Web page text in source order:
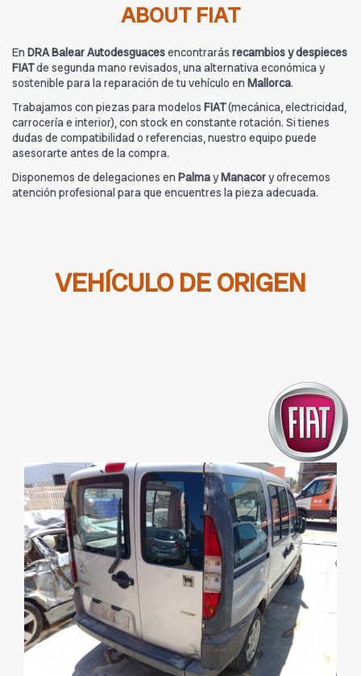
ABOUT FIAT
En DRA Balear Autodesguacesencontrarás recambios y despieces
FIATde segunda mano revisados, una alternativa económica y
sostenible para la reparación de tu vehículo en Mallorca.
Trabajamos con piezas para modelos FIAT(mecánica, electricidad,
carrocería e interior), con stock en constante rotación. Si tienes
dudas de compatibilidad o referencias, nuestro equipo puede
asesorarte antes de la compra.
Disponemos de delegaciones en PalmayManacory ofrecemos
atención profesional para que encuentres la pieza adecuada.
VEHÍCULO DE ORIGEN